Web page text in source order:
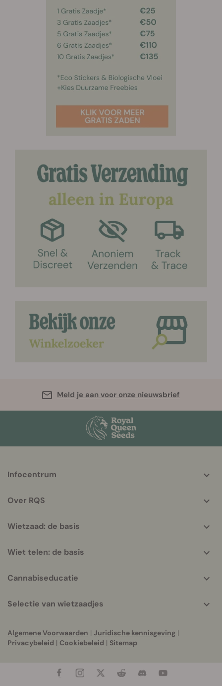
Meld je aan voor onze nieuwsbrief
helpful
Infocentrum
Over RQS
Wietzaad: de basis
Wiet telen: de basis
Cannabiseducatie
Selectie van wietzaadjes
Algemene Voorwaarden | Juridische kennisgeving |
Privacybeleid | Cookiebeleid | Sitemap